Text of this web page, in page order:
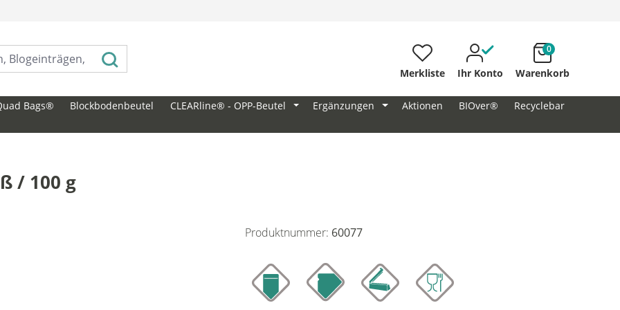
Merkliste Ihr Konto Warenkorb
0
Bags® Blockbodenbeutel CLEARline® - OPP-Beutel Ergänzungen Aktionen BIOver®
Recyclebar
/ 100 g
Produktnummer: 60077